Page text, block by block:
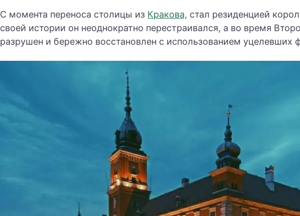
С момента переноса столицы из Кракова, стал резиденцией
своей истории он неоднократно перестраивался, а во время
разрушен и бережно восстановлен с использованием уцелевших